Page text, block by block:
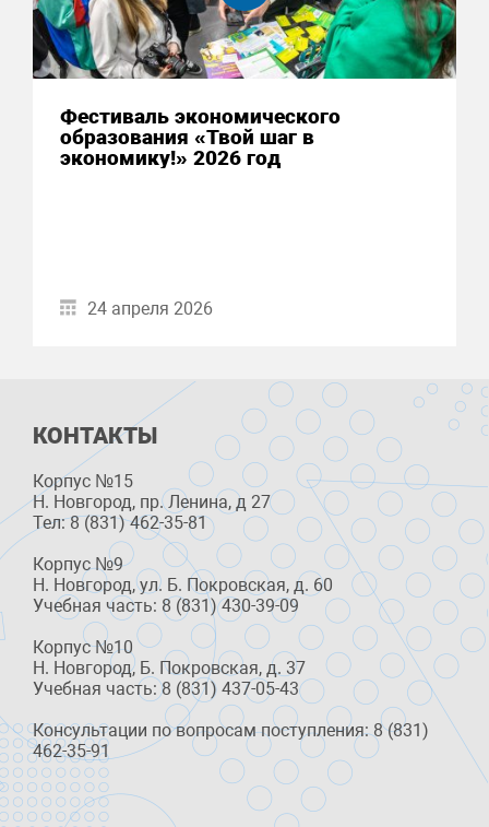
Фестиваль экономического
образования «Твой шаг в
экономику!» 2026 год
24 апреля 2026
КОНТАКТЫ
Корпус №15
Н. Новгород, пр. Ленина, д 27
Тел: 8 (831) 462-35-81
Корпус №9
Н. Новгород, ул. Б. Покровская, д. 60
Учебная часть: 8 (831) 430-39-09
Корпус №10
Н. Новгород, Б. Покровская, д. 37
Учебная часть: 8 (831) 437-05-43
Консультации по вопросам поступления: 8 (831)
462-35-91